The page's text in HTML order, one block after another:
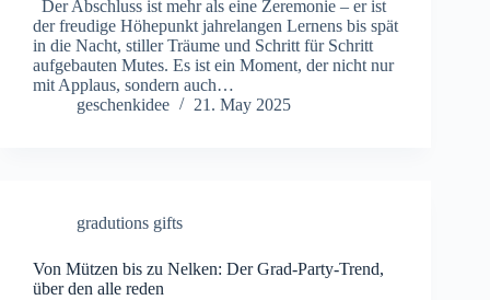
Der Abschluss ist mehr als eine Zeremonie – er ist
der freudige Höhepunkt jahrelangen Lernens bis spät
in die Nacht, stiller Träume und Schritt für Schritt
aufgebauten Mutes. Es ist ein Moment, der nicht nur
mit Applaus, sondern auch…
geschenkidee
21. May 2025
gradutions gifts
Von Mützen bis zu Nelken: Der Grad-Party-Trend,
über den alle reden